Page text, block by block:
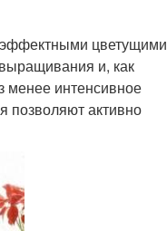
эффектными цветущими
и, как
менее интенсивное
позволяют активно